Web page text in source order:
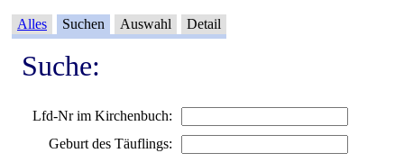
Alles Suchen Auswahl Detail
Suche:
Lfd-Nr im Kirchenbuch:
Geburt des Täuflings: